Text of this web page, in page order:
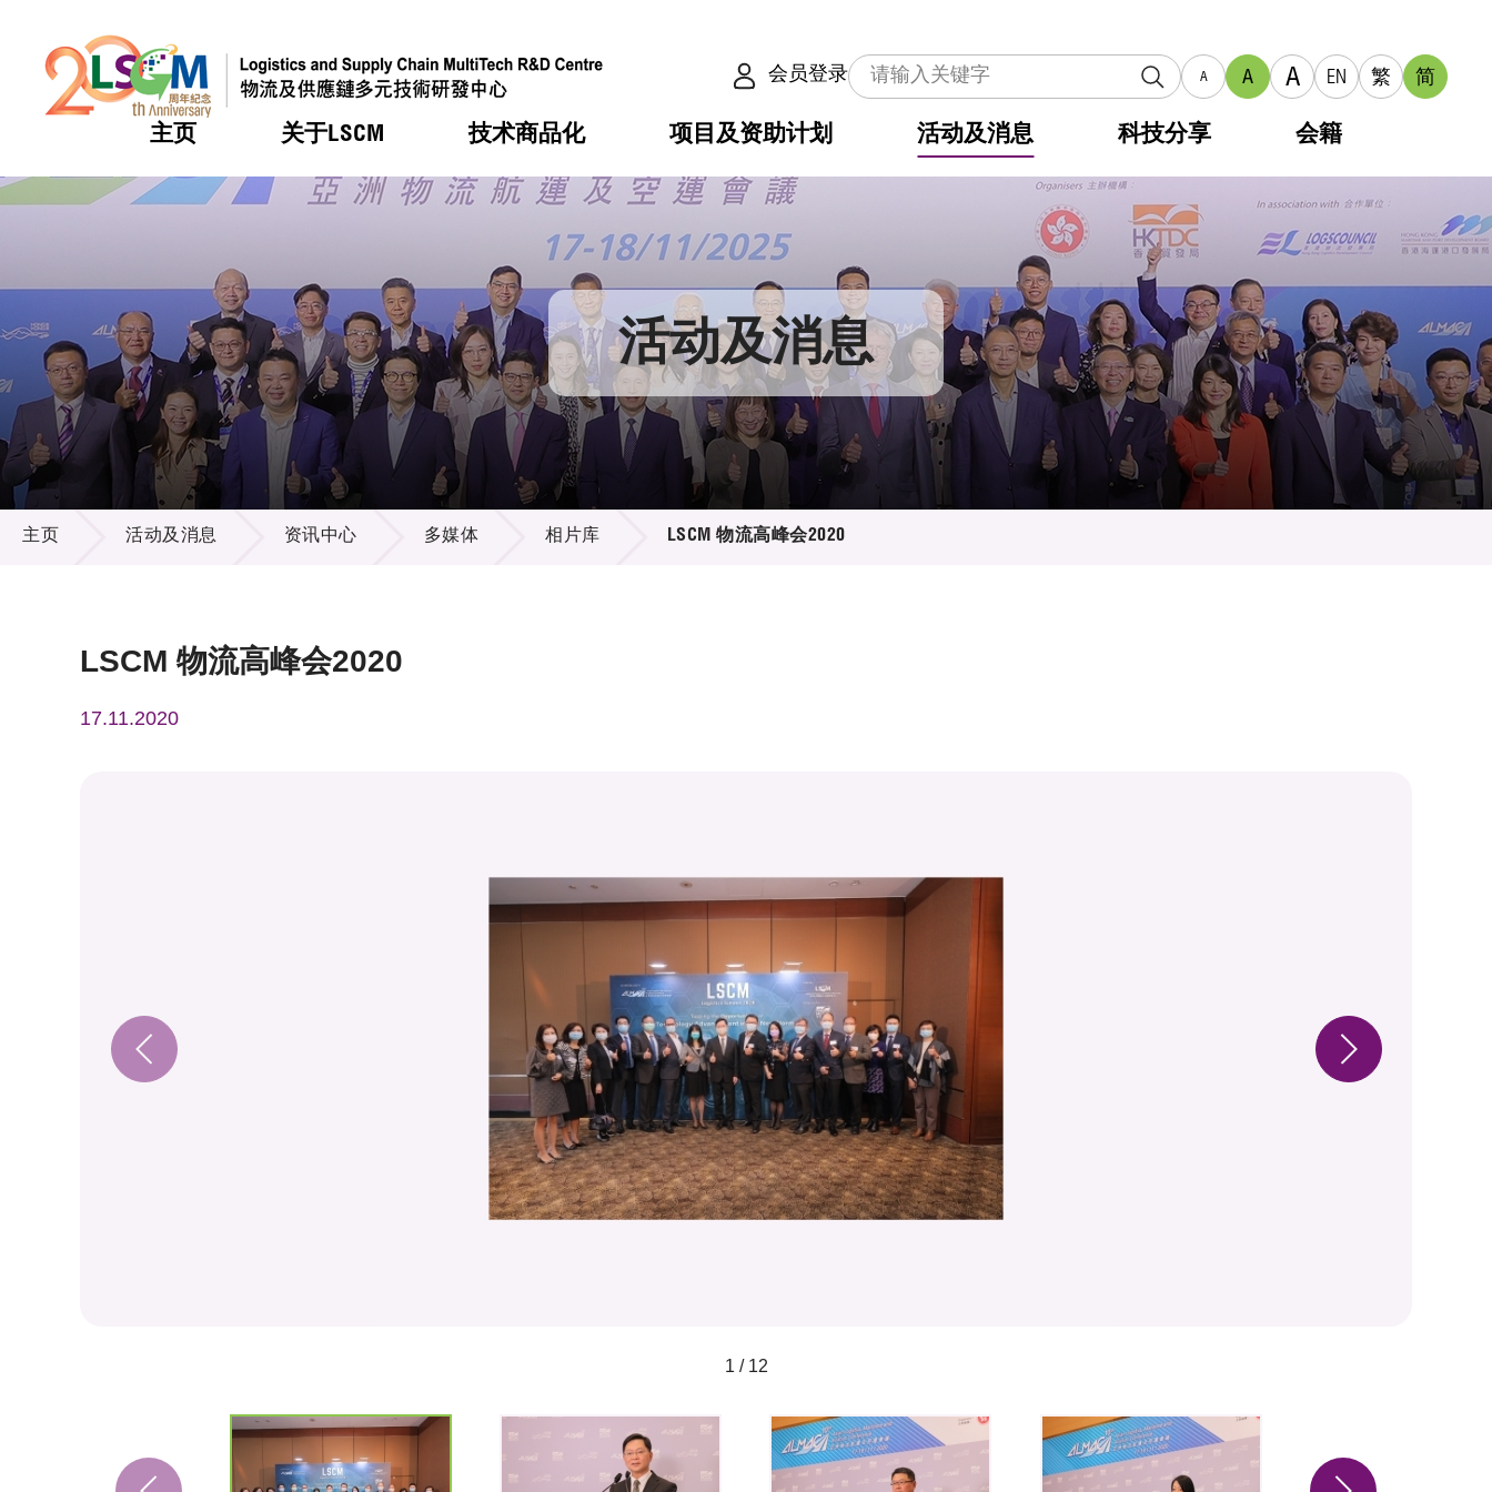
会员登录 A A A EN 繁 简
主页 关于LSCM
热门 机构简介
组织架构
组织架构
董事局
研究顾问
招标通告
技术商品化
热门 服务
可获授权之技术
应用于公共服务之创新技术
重点项目
项目及资助计划
热门 合作计划
资助计划
资助计划
税务优惠
申请
评审
征求研发项目计划书
项目资料库
活动及消息
热门 活动
奖项
新闻中心
媒体报导
新闻稿
资讯中心
多媒体
出版刊物
科技分享 会籍
热门 会籍及服务
会员列表
会员登入 活动及消息
活动及消息
主页 活动及消息 资讯中心 多媒体 相片库 LSCM 物流高峰会2020
LSCM 物流高峰会2020
17.11.2020
1 / 12